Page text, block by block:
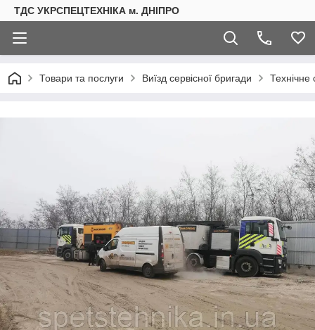
ТДС УКРСПЕЦТЕХНІКА м. ДНІПРО
Товари та послуги Виїзд сервісної бригади Технічне